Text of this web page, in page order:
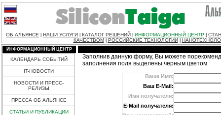
ОБ АЛЬЯНСЕ НАШИ УСЛУГИ КАТАЛОГ РЕШЕНИЙ ИНФОРМАЦИОННЫЙ ЦЕНТР
КАЧЕСТВОМ
РОССИЙСКИЕ ТЕХНОЛОГИИ
ИНФОРМАЦИОННЫЙ ЦЕНТР
КАЛЕНДАРЬ СОБЫТИЙ
IT-НОВОСТИ
НОВОСТИ И ПРЕСС-
РЕЛИЗЫ
ПРЕССА ОБ АЛЬЯНСЕ
СТАТЬИ И ПУБЛИКАЦИИ
Заполнив данную форму, Вы можете
заполнения поля выделены черным цветом.
Ваше Имя:
Ваш E-Mail:
Имя получателя:
E-Mail получателя: